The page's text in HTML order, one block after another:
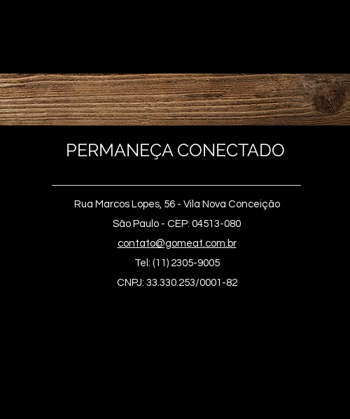
PERMANEÇA CONECTADO
Rua Marcos Lopes, 56 - Vila Nova Conceição
São Paulo - CEP: 04513-080
contato@gomeat.com.br
Tel: (11) 2305-9005
CNPJ: 33.330.253/0001-82